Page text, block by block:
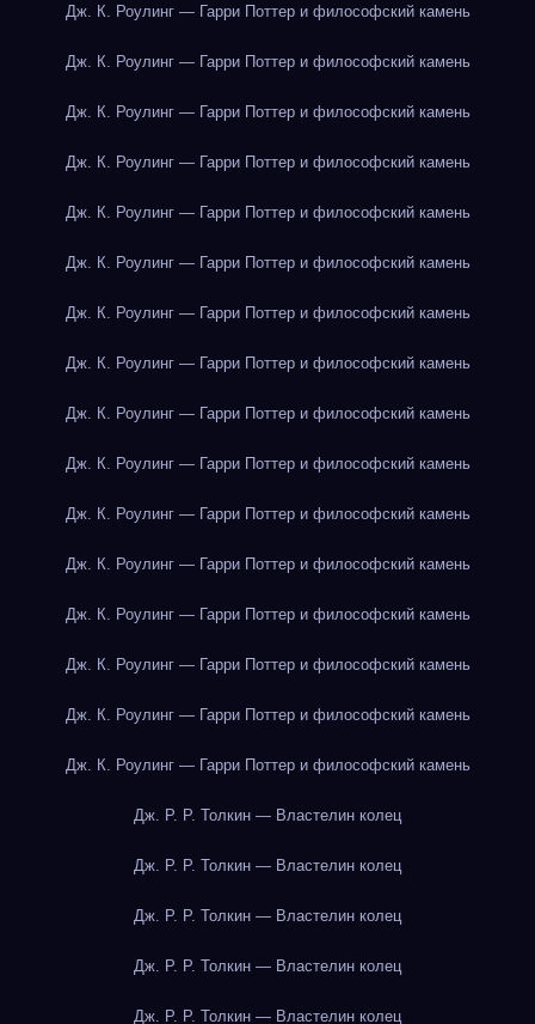
Дж. К. Роулинг — Гарри Поттер и философский камень
Дж. К. Роулинг — Гарри Поттер и философский камень
Дж. К. Роулинг — Гарри Поттер и философский камень
Дж. К. Роулинг — Гарри Поттер и философский камень
Дж. К. Роулинг — Гарри Поттер и философский камень
Дж. К. Роулинг — Гарри Поттер и философский камень
Дж. К. Роулинг — Гарри Поттер и философский камень
Дж. К. Роулинг — Гарри Поттер и философский камень
Дж. К. Роулинг — Гарри Поттер и философский камень
Дж. К. Роулинг — Гарри Поттер и философский камень
Дж. К. Роулинг — Гарри Поттер и философский камень
Дж. К. Роулинг — Гарри Поттер и философский камень
Дж. К. Роулинг — Гарри Поттер и философский камень
Дж. К. Роулинг — Гарри Поттер и философский камень
Дж. К. Роулинг — Гарри Поттер и философский камень
Дж. К. Роулинг — Гарри Поттер и философский камень
Дж. Р. Р. Толкин — Властелин колец
Дж. Р. Р. Толкин — Властелин колец
Дж. Р. Р. Толкин — Властелин колец
Дж. Р. Р. Толкин — Властелин колец
Дж. Р. Р. Толкин — Властелин колец